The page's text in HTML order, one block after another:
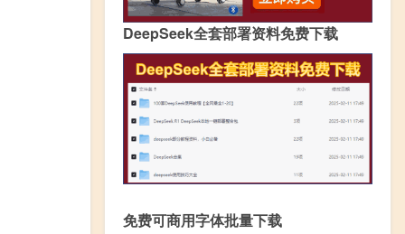
DeepSeek全套部署资料免费下载
免费可商用字体批量下载